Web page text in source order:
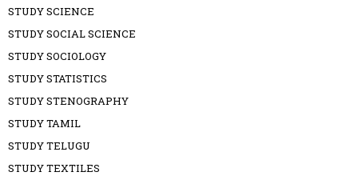
STUDY SCIENCE
STUDY SOCIAL SCIENCE
STUDY SOCIOLOGY
STUDY STATISTICS
STUDY STENOGRAPHY
STUDY TAMIL
STUDY TELUGU
STUDY TEXTILES